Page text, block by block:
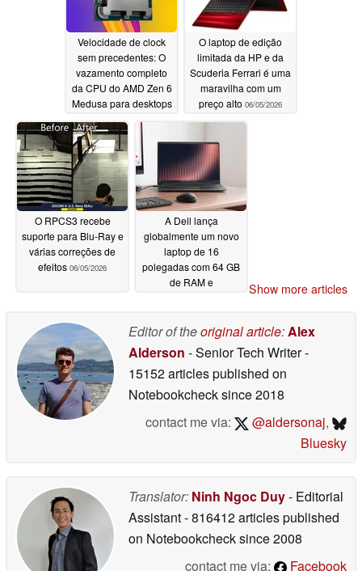
Velocidade de clock
sem precedentes: O
vazamento completo
da CPU do AMD Zen 6
Medusa para desktops
frequência de aumento
de 6,5+ GHz
06/06/2026
O laptop de edição
limitada da HP e da
Scuderia Ferrari é uma
maravilha com um
preço alto 06/05/2026
O RPCS3 recebe
suporte para Blu-Ray e
várias correções de
efeitos 06/05/2026
A Dell lança
globalmente um novo
laptop de 16
polegadas com 64 GB
de RAM e
Show more articles
Editor of theoriginal article:Alex
Alderson - Senior Tech Writer-
15152 articles published on
Notebookchecksince 2018
contact me via:
@aldersonaj,
Bluesky
Translator: Ninh Ngoc Duy- Editorial
Assistant- 816412 articles published
on Notebookchecksince 2008
contact me via:
Facebook